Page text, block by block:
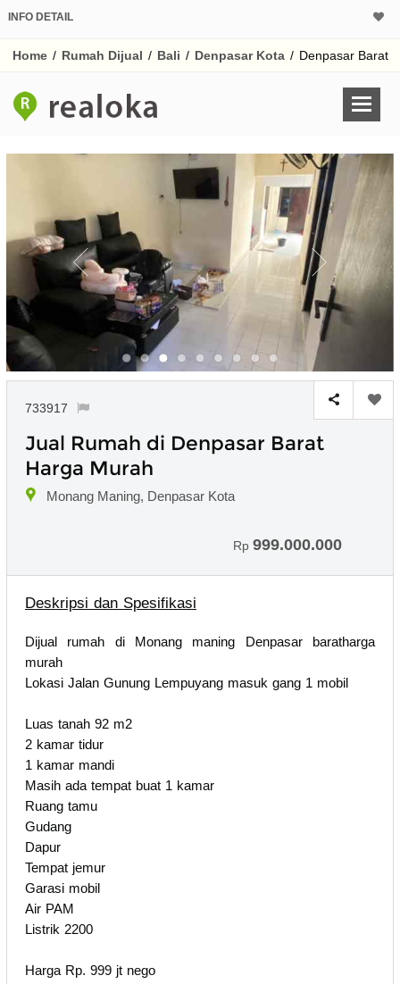
INFO DETAIL
Home / Rumah Dijual / Bali / Denpasar Kota / Denpasar Barat
733917
Jual Rumah di Denpasar Barat
Harga Murah
Monang Maning, Denpasar Kota
Rp 999.000.000
Deskripsi dan Spesifikasi
Dijual rumah di Monang maning Denpasar baratharga
murah
Lokasi Jalan Gunung Lempuyang masuk gang 1 mobil
Luas tanah 92 m2
2 kamar tidur
1 kamar mandi
Masih ada tempat buat 1 kamar
Ruang tamu
Gudang
Dapur
Tempat jemur
Garasi mobil
Air PAM
Listrik 2200
Harga Rp. 999 jt nego
Harga Rp
Untuk hasil simulasi
pada kotak-
Simpan